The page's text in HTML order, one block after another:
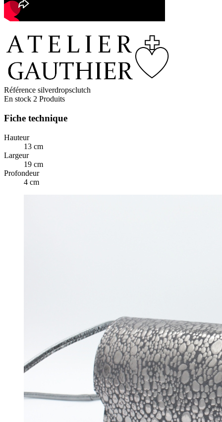
Référence silverdropsclutch
En stock 2 Produits
Fiche technique
Hauteur
13 cm
Largeur
19 cm
Profondeur
4 cm